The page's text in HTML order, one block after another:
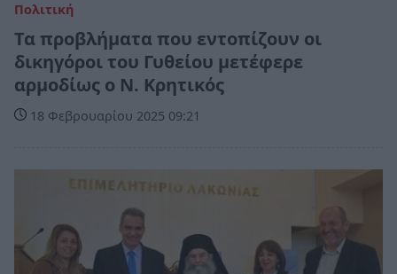
Πολιτική
Τα προβλήματα που εντοπίζουν οι
δικηγόροι του Γυθείου μετέφερε
αρμοδίως ο Ν. Κρητικός
18 Φεβρουαρίου 2025 09:21